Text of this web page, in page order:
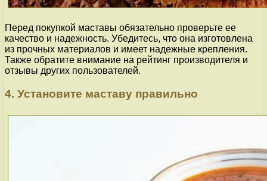
Перед покупкой маставы обязательно проверьте ее
качество и надежность. Убедитесь, что она изготовлена
из прочных материалов и имеет надежные крепления.
Также обратите внимание на рейтинг производителя и
отзывы других пользователей.
4. Установите маставу правильно